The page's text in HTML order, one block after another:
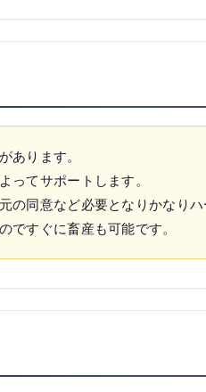
あります。
ってサポートします。
の同意など必要となりかなり
ですぐに畜産も可能です。